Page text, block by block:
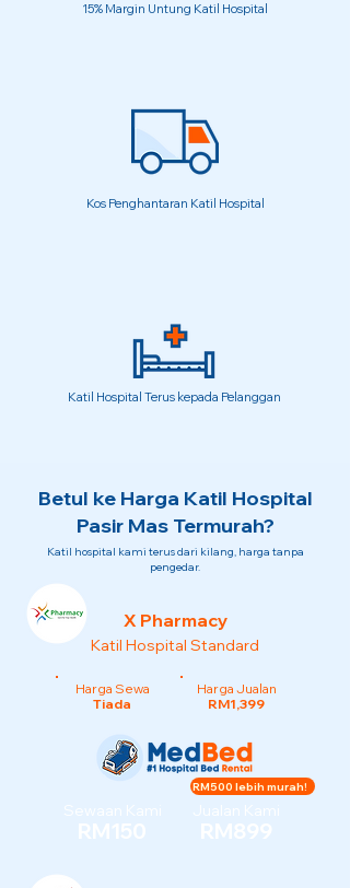
15% Margin Untung Katil Hospital
Kos Penghantaran Katil Hospital
Katil Hospital Terus kepada Pelanggan
Betul ke Harga Katil Hospital
Pasir Mas Termurah?
Katil hospital kami terus dari kilang, harga tanpa
pengedar.
X Pharmacy
Katil Hospital Standard
Harga Sewa
Tiada
Harga Jualan
RM1,399
Sewaan Kami
RM150
Jualan Kami
RM899
RM500 lebih murah!